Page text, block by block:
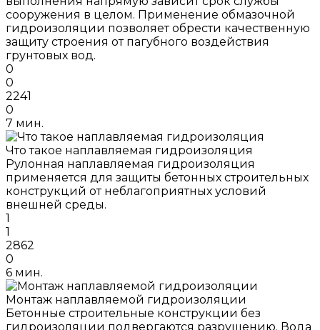
сооружения в целом. Применение обмазочной
гидроизоляции позволяет обрести качественную
защиту строения от пагубного воздействия
грунтовых вод.
0
0
2241
0
7 мин.
Что такое наплавляемая гидроизоляция
Рулонная наплавляемая гидроизоляция
применяется для защиты бетонных строительных
конструкций от неблагоприятных условий
внешней среды.
1
1
2862
0
6 мин.
Монтаж наплавляемой гидроизоляции
Бетонные строительные конструкции без
гидроизоляции подвергаются разрушению. Вода